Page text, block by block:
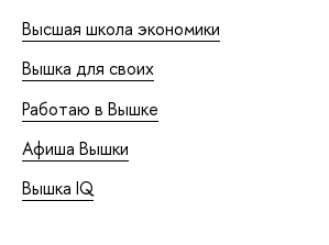
Высшая школа экономики
Вышка для своих
Работаю в Вышке
Афиша Вышки
Вышка IQ